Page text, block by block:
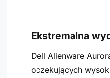
Ekstremalna
Dell Alienware
oczekujących